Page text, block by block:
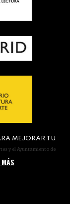
y el Ayuntamiento de
MEJORAR TU